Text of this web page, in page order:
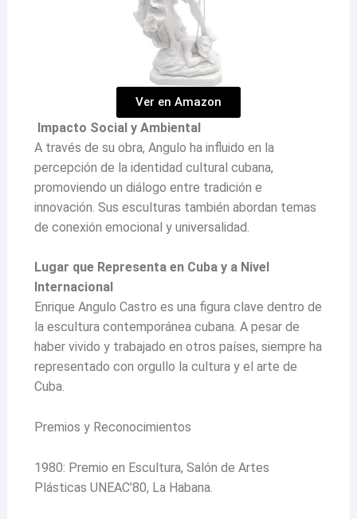
Ver en Amazon
Impacto Social y Ambiental
A través de su obra, Angulo ha influido en la
percepción de la identidad cultural cubana,
promoviendo un diálogo entre tradición e
innovación. Sus esculturas también abordan temas
de conexión emocional y universalidad.
Lugar que Representa en Cuba y a Nivel
Internacional
Enrique Angulo Castro es una figura clave dentro de
la escultura contemporánea cubana. A pesar de
haber vivido y trabajado en otros países, siempre ha
representado con orgullo la cultura y el arte de
Cuba.
Premios y Reconocimientos
1980: Premio en Escultura, Salón de Artes
Plásticas UNEAC’80, La Habana.